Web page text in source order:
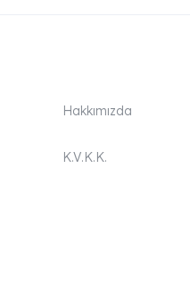
Hakkımızda
K.V.K.K.